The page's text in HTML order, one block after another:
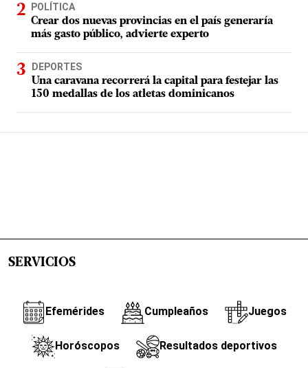
POLÍTICA
Crear dos nuevas provincias en el país generaría
más gasto público, advierte experto
DEPORTES
Una caravana recorrerá la capital para festejar las
150 medallas de los atletas dominicanos
SERVICIOS
Efemérides Cumpleaños Juegos
Horóscopos Resultados deportivos